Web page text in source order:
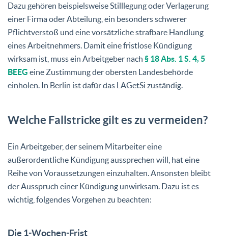
Dazu gehören beispielsweise Stilllegung oder Verlagerung
einer Firma oder Abteilung, ein besonders schwerer
Pflichtverstoß und eine vorsätzliche strafbare Handlung
eines Arbeitnehmers. Damit eine fristlose Kündigung
wirksam ist, muss ein Arbeitgeber nach § 18 Abs. 1 S. 4, 5
BEEG eine Zustimmung der obersten Landesbehörde
einholen. In Berlin ist dafür das LAGetSi zuständig.
Welche Fallstricke gilt es zu vermeiden?
Ein Arbeitgeber, der seinem Mitarbeiter eine
außerordentliche Kündigung aussprechen will, hat eine
Reihe von Voraussetzungen einzuhalten. Ansonsten bleibt
der Ausspruch einer Kündigung unwirksam. Dazu ist es
wichtig, folgendes Vorgehen zu beachten:
Die 1-Wochen-Frist